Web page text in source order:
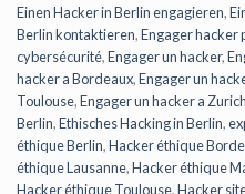
Einen Hacker in Berlin engagieren,
Berlin kontaktieren,Engager hacker
cybersécurité,Engager un hacker,
hacker a Bordeaux,Engager un
Toulouse,Engager un hacker a Zurich
Berlin,Ethisches Hacking in Berlin,
éthique Berlin,Hacker éthique
éthique Lausanne,Hacker éthique
Hacker éthique Toulouse,Hacker